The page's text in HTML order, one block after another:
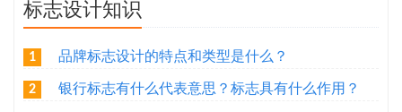
标志设计知识
1 品牌标志设计的特点和类型是什么？
2 银行标志有什么代表意思？标志具有什么作用？